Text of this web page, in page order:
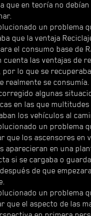
que en teoría no debían
un problema
que la ventaja
el consumo base de
cuenta las ventajas de
por lo que se
realmente se consumía.
algunas
en las que multitudes
los vehículos al
un problema
que los ascensores en
aparecieran en una
si se cargaba o
de que
un problema
que el aspecto de las